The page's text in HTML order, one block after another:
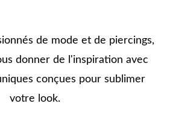
de mode et de piercings,
donner de l'inspiration avec
conçues pour sublimer
votre look.